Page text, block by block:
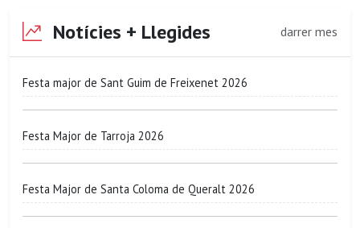
Notícies + Llegides darrer mes
Festa major de Sant Guim de Freixenet 2026
Festa Major de Tarroja 2026
Festa Major de Santa Coloma de Queralt 2026